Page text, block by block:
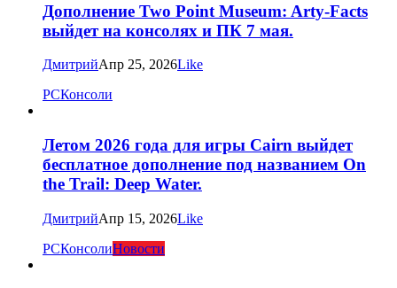
Дополнение Two Point Museum: Arty-Facts
выйдет на консолях и ПК 7 мая.
ДмитрийАпр 25, 2026Like
PCКонсоли
Летом 2026 года для игры Cairn выйдет
бесплатное дополнение под названием On
the Trail: Deep Water.
ДмитрийАпр 15, 2026Like
PCКонсолиНовости